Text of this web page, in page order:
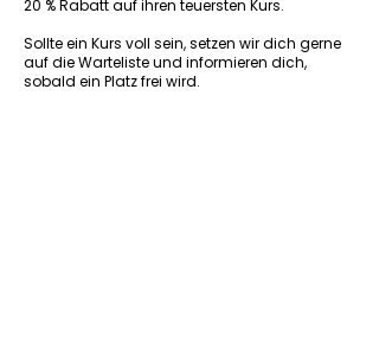
20 % Rabatt auf ihren teuersten Kurs.
Sollte ein Kurs voll sein, setzen wir dich gerne
auf die Warteliste und informieren dich,
sobald ein Platz frei wird.